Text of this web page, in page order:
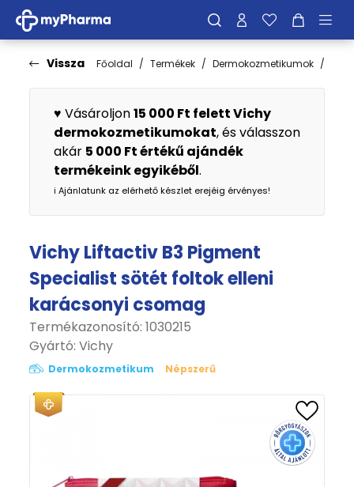
Vissza Főoldal Termékek Dermokozmetikumok
♥️ Vásároljon15 000 Ft felett Vichy
dermokozmetikumokat, és válasszon
akár 5 000 Ft értékű ajándék
termékeink egyikéből.
ℹ️ Ajánlatunk az elérhető készlet erejéig érvényes!
Vichy Liftactiv B3 Pigment
Specialist sötét foltok elleni
karácsonyi csomag
Termékazonosító: 1030215
Gyártó: Vichy
Dermokozmetikum Népszerű